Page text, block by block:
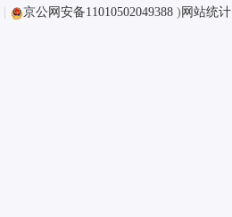
京公网安备11010502049388 ) 网站统计